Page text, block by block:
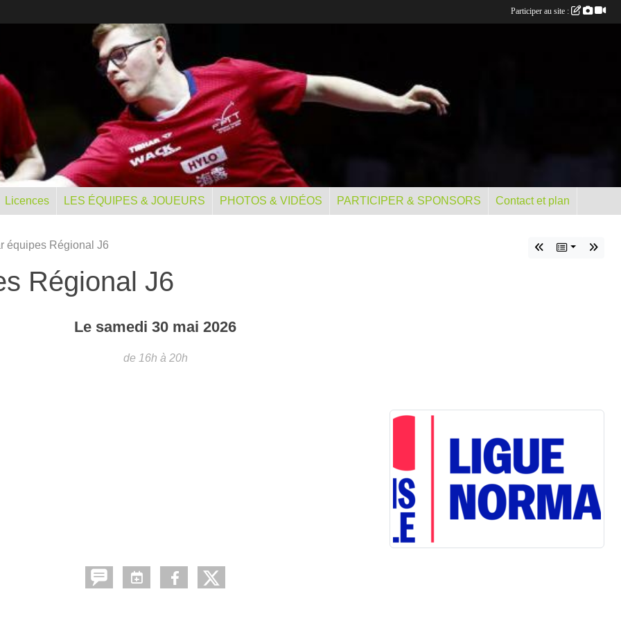
Licences LES ÉQUIPES & JOUEURS PHOTOS & VIDÉOS PARTICIPER & SPONSORS Contact et plan
équipes Régional J6
Régional J6
Le samedi 30 mai 2026
de 16h à 20h
Participer au site :